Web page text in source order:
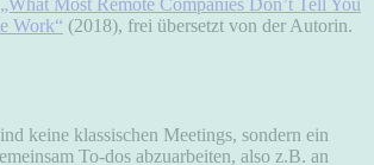
Work“ (2018), frei übersetzt von der Autorin.
keine klassischen Meetings, sondern ein
To-dos abzuarbeiten, also z.B. an